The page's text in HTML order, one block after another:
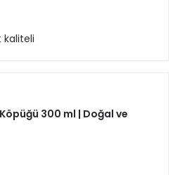
300 ml | Doğal ve